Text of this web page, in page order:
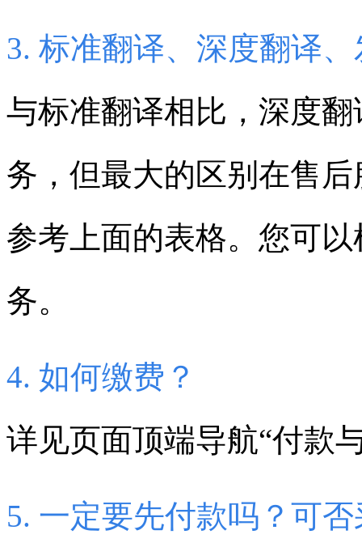
3. 标准翻译、深度翻译
与标准翻译相比，深度
务，但最大的区别在售
参考上面的表格。 您可
务。
4. 如何缴费？
详见页面顶端导航“付款
5. 一定要先付款吗？可